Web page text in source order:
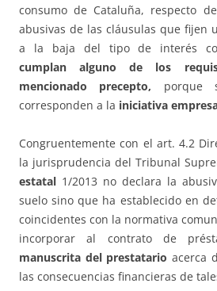
consumo de Cataluña, respecto
abusivas de las cláusulas que fijen
a la baja del tipo de interés
cumplan alguno de los
mencionado precepto, porque
corresponden a la iniciativa
Congruentemente con el art. 4.2
la jurisprudencia del Tribunal
estatal 1/2013 no declara la
suelo sino que ha establecido en
coincidentes con la normativa
incorporar al contrato de
manuscrita del prestatario acerca
las consecuencias financieras de